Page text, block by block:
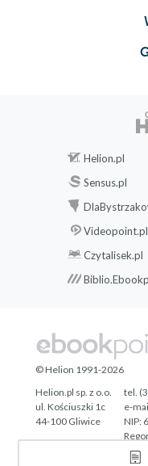
Helion.pl
Sensus.pl
Videopoint.pl
Czytalisek.pl
© Helion 1991-2026
Helion.pl sp. z o.o.
ul. Kościuszki 1c
44-100 Gliwice
tel.
e-
NIP: